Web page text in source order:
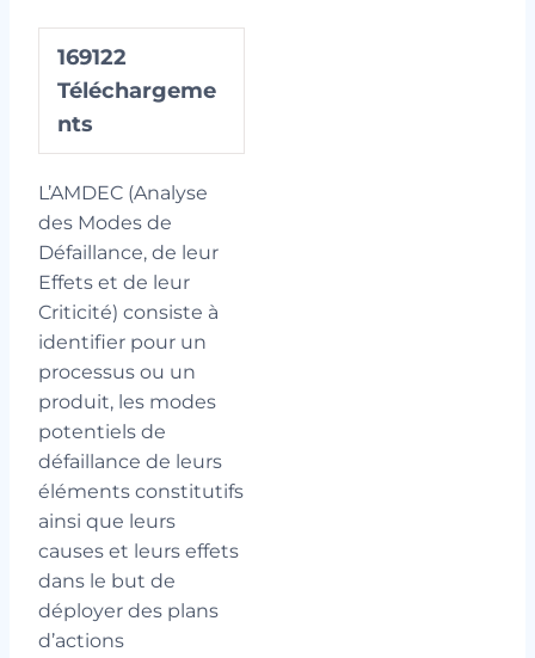
169122
Téléchargeme
nts
L’AMDEC (Analyse
des Modes de
Défaillance, de leur
Effets et de leur
Criticité) consiste à
identifier pour un
processus ou un
produit, les modes
potentiels de
défaillance de leurs
éléments constitutifs
ainsi que leurs
causes et leurs effets
dans le but de
déployer des plans
d’actions